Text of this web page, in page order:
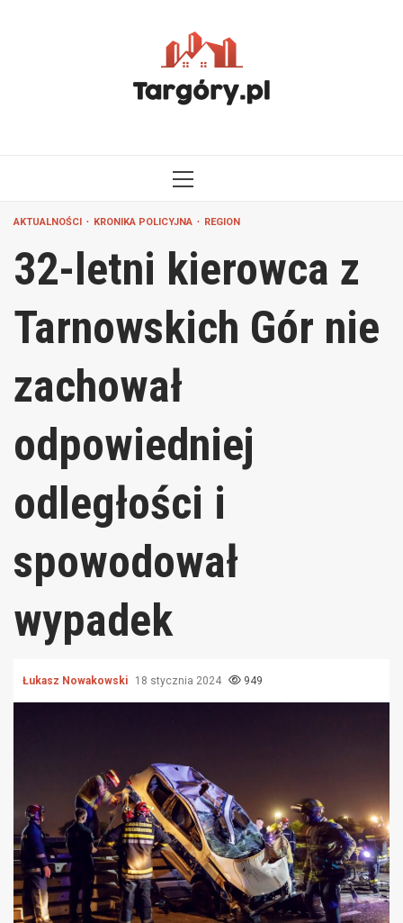
MENU
AKTUALNOŚCI KRONIKA POLICYJNA REGION
32-letni kierowca z
Tarnowskich Gór nie
zachował
odpowiedniej
odległości i
spowodował
wypadek
Łukasz Nowakowski 18 stycznia 2024 949